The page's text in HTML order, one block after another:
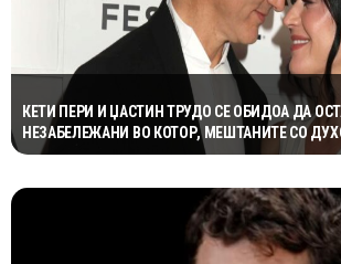
КЕТИ ПЕРИ И ЏАСТИН ТРУДО СЕ ОБИДОА ДА
НЕЗАБЕЛЕЖАНИ ВО КОТОР, МЕШТАНИТЕ СО
„НИКОЈ НЕ БИ ГИ ПРЕПОЗНАЛ“